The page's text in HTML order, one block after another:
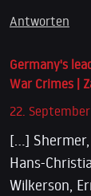
Antworten
Germany's
War Crimes |
22.
[…] Shermer,
Hans-
Wilkerson,